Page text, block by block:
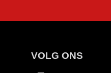
VOLG ONS